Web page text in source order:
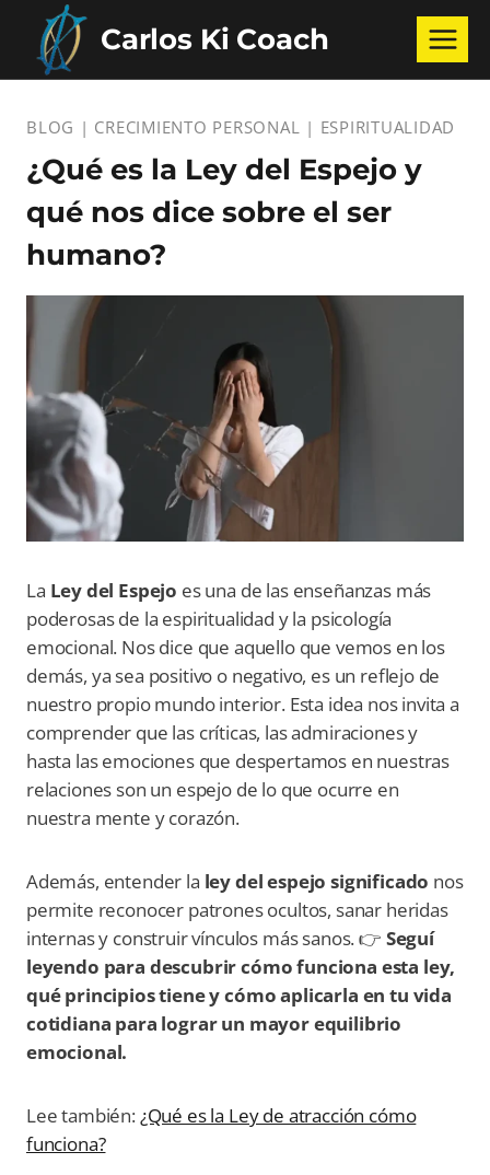
contenido
Carlos Ki Coach
BLOG | CRECIMIENTO PERSONAL | ESPIRITUALIDAD
¿Qué es la Ley del Espejo y
qué nos dice sobre el ser
humano?
La Ley del Espejo es una de las enseñanzas más
poderosas de la espiritualidad y la psicología
emocional. Nos dice que aquello que vemos en los
demás, ya sea positivo o negativo, es un reflejo de
nuestro propio mundo interior. Esta idea nos invita a
comprender que las críticas, las admiraciones y
hasta las emociones que despertamos en nuestras
relaciones son un espejo de lo que ocurre en
nuestra mente y corazón.
Además, entender la ley del espejo significado nos
permite reconocer patrones ocultos, sanar heridas
internas y construir vínculos más sanos. 👉 Seguí
leyendo para descubrir cómo funciona esta ley,
qué principios tiene y cómo aplicarla en tu vida
cotidiana para lograr un mayor equilibrio
emocional.
Lee también: ¿Qué es la Ley de atracción cómo
funciona?